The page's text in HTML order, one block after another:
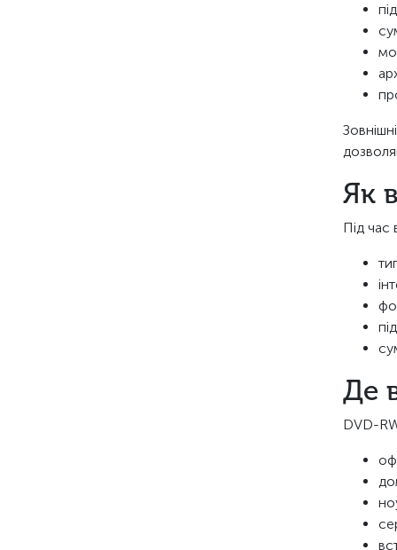
Як
Під час
Де
DVD-